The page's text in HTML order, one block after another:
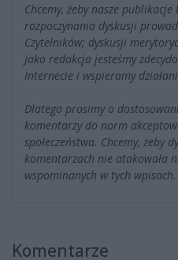
Chcemy, żeby nasze publikacje
rozpoczynania dyskusji
Czytelników; dyskusji
Jako redakcja jesteśmy
Internecie i wspieramy
Dlatego prosimy o
komentarzy do norm
społeczeństwa. Chcemy, żeby
komentarzach nie atakowała
wspominanych w tych wpisach.
Komentarze